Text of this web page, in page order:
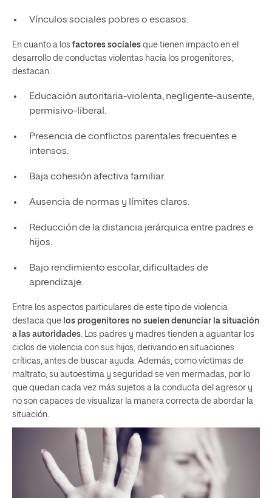
Vínculos sociales pobres o escasos.
En cuanto a los factores sociales que tienen impacto en el
desarrollo de conductas violentas hacia los progenitores,
destacan:
Educación autoritaria-violenta, negligente-ausente,
permisivo-liberal.
Presencia de conflictos parentales frecuentes e
intensos.
Baja cohesión afectiva familiar.
Ausencia de normas y límites claros.
Reducción de la distancia jerárquica entre padres e
hijos.
Bajo rendimiento escolar, dificultades de
aprendizaje.
Entre los aspectos particulares de este tipo de violencia
destaca que los progenitores no suelen denunciar la situación
a las autoridades. Los padres y madres tienden a aguantar los
ciclos de violencia con sus hijos, derivando en situaciones
críticas, antes de buscar ayuda. Además, como víctimas de
maltrato, su autoestima y seguridad se ven mermadas, por lo
que quedan cada vez más sujetos a la conducta del agresor y
no son capaces de visualizar la manera correcta de abordar la
situación.